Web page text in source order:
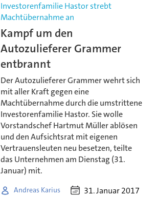
Investorenfamilie Hastor strebt
Machtübernahme an
Kampf um den
Autozulieferer Grammer
entbrannt
Der Autozulieferer Grammer wehrt sich
mit aller Kraft gegen eine
Machtübernahme durch die umstrittene
Investorenfamilie Hastor. Sie wolle
Vorstandschef Hartmut Müller ablösen
und den Aufsichtsrat mit eigenen
Vertrauensleuten neu besetzen, teilte
das Unternehmen am Dienstag (31.
Januar) mit.
Andreas Karius 31. Januar 2017